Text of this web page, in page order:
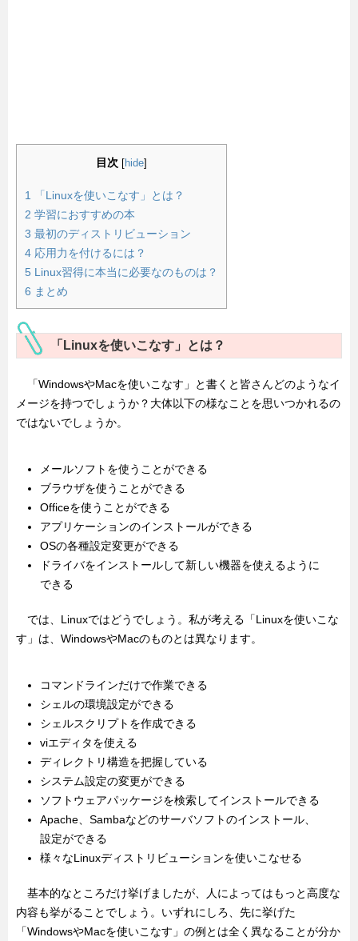
目次 hide
1
「Linuxを使いこなす」とは？
2 学習におすすめの本
3 最初のディストリビューション
4 応用力を付けるには？
5 Linux習得に本当に必要なのものは？
6 まとめ
「Linuxを使いこなす」とは？
「WindowsやMacを使いこなす」と書くと皆さんどのようなイ
メージを持つでしょうか？大体以下の様なことを思いつかれるの
ではないでしょうか。
メールソフトを使うことができる
ブラウザを使うことができる
Officeを使うことができる
アプリケーションのインストールができる
OSの各種設定変更ができる
ドライバをインストールして新しい機器を使えるように
できる
では、Linuxではどうでしょう。私が考える「Linuxを使いこな
す」は、WindowsやMacのものとは異なります。
コマンドラインだけで作業できる
シェルの環境設定ができる
シェルスクリプトを作成できる
viエディタを使える
ディレクトリ構造を把握している
システム設定の変更ができる
ソフトウェアパッケージを検索してインストールできる
Apache、Sambaなどのサーバソフトのインストール、
設定ができる
様々なLinuxディストリビューションを使いこなせる
基本的なところだけ挙げましたが、人によってはもっと高度な
内容も挙がることでしょう。いずれにしろ、先に挙げた
「WindowsやMacを使いこなす」の例とは全く異なることが分か